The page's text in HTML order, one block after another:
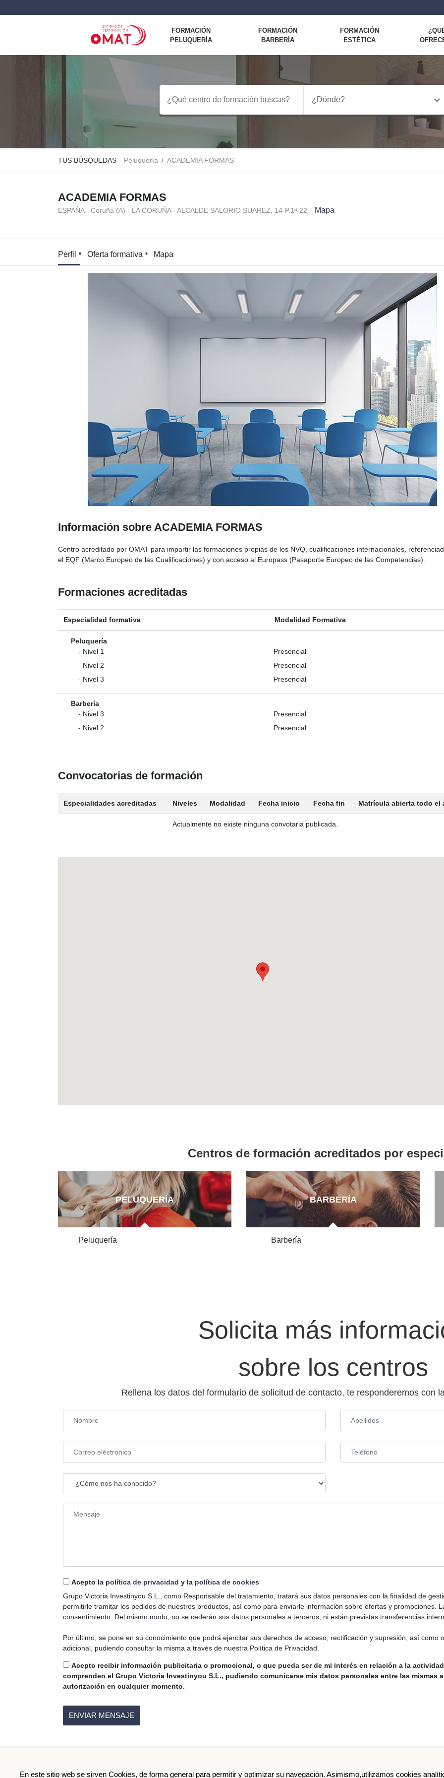
FORMACIÓN
PELUQUERÍA
FORMACIÓN
BARBERÍA
FORMACIÓN
ESTÉTICA
¿Dónde?
TUS BÚSQUEDAS Peluquería ACADEMIA FORMAS
ACADEMIA FORMAS
ESPAÑA - Coruña (A) - LA CORUÑA - ALCALDE SALORIO SUAREZ, 14-P.1ª-22 Mapa
Perfil Oferta formativa Mapa
Información sobre ACADEMIA FORMAS
Centro acreditado por OMAT para impartir las formaciones propias de los NVQ, cualificaciones internacionales,
el EQF (Marco Europeo de las Cualificaciones) y con acceso al Europass (Pasaporte Europeo de las Competencias).
Formaciones acreditadas
Especialidad formativa Modalidad Formativa
Peluquería
- Nivel 1
Presencial
- Nivel 2
Presencial
- Nivel 3
Presencial
Barbería
- Nivel 3
Presencial
- Nivel 2
Presencial
Convocatorias de formación
Especialidades acreditadas Niveles Modalidad Fecha inicio Fecha fin Matrícula abierta todo el
Actualmente no existe ninguna convotaria publicada.
En este sitio web se sirven Cookies, de forma general para permitir y optimizar su navegación. Asimismo,utilizamos cookies
Centros de formación acreditados por
PELUQUERÍA
Peluquería
BARBERÍA
Barbería
Solicita más
sobre los centros
Rellena los datos del formulario de solicitud de contacto, te responderemos con
Acepto la política de privacidad y la política de cookies
Grupo Victoria Investinyou S.L., como Responsable del tratamiento, tratará sus datos personales con la finalidad de
permitirle tramitar los pedidos de nuestros productos, así como para enviarle información sobre ofertas y promociones.
consentimiento. Del mismo modo, no se cederán sus datos personales a terceros, ni están previstas transferencias
Por último, se pone en su conocimiento que podrá ejercitar sus derechos de acceso, rectificación y supresión, así como
adicional, pudiendo consultar la misma a través de nuestra Política de Privacidad.
Acepto recibir información publicitaria o promocional, o que pueda ser de mi interés en relación a la
comprenden el Grupo Victoria Investinyou S.L., pudiendo comunicarse mis datos personales entre las mismas
autorización en cualquier momento.